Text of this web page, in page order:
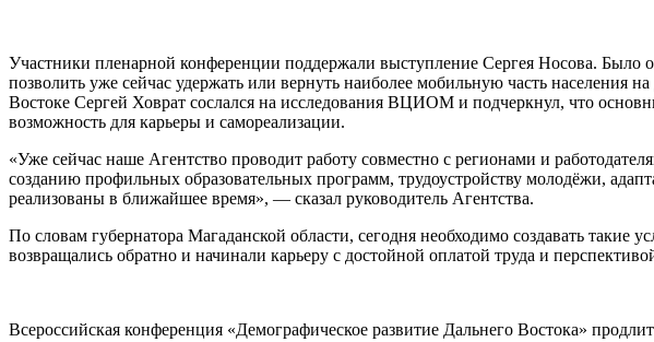
Участники пленарной конференции поддержали выступление Сергея Носова. Было
позволить уже сейчас удержать или вернуть наиболее мобильную часть населения
Востоке Сергей Ховрат сослался на исследования ВЦИОМ и подчеркнул, что
возможность для карьеры и самореализации.
«Уже сейчас наше Агентство проводит работу совместно с регионами и
созданию профильных образовательных программ, трудоустройству молодёжи,
реализованы в ближайшее время», — сказал руководитель Агентства.
По словам губернатора Магаданской области, сегодня необходимо создавать такие
возвращались обратно и начинали карьеру с достойной оплатой труда и
Всероссийская конференция «Демографическое развитие Дальнего Востока»